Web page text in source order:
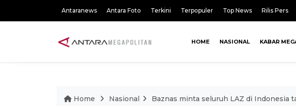
Antaranews Antara Foto Terkini Terpopuler Top News Rilis Pers
HOME NASIONAL KABAR
Home Nasional Baznas minta seluruh LAZ di Indonesia